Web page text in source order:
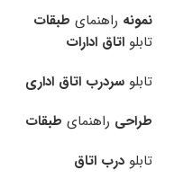
نمونه راهنمای طبقات
تابلو اتاق ادارات
تابلو سردرب اتاق اداری
طراحی راهنمای طبقات
تابلو درب اتاق